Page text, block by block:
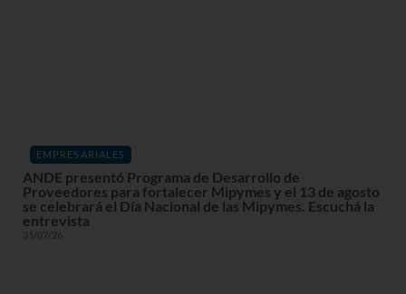
EMPRESARIALES
ANDE presentó Programa de Desarrollo de
Proveedores para fortalecer Mipymes y el 13 de agosto
se celebrará el Día Nacional de las Mipymes. Escuchá la
entrevista
31/07/26